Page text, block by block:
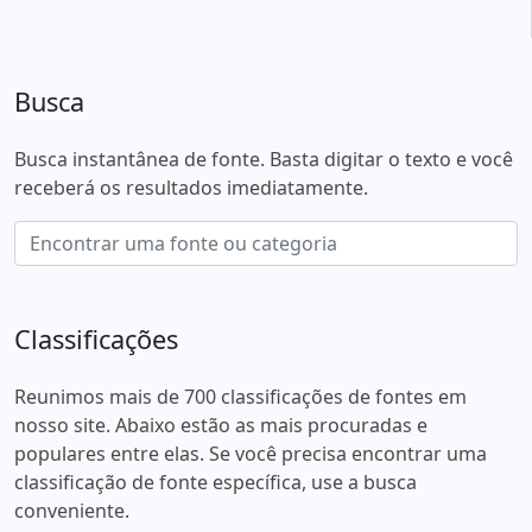
Busca
Busca instantânea de fonte. Basta digitar o texto e você
receberá os resultados imediatamente.
Classificações
Reunimos mais de 700 classificações de fontes em
nosso site. Abaixo estão as mais procuradas e
populares entre elas. Se você precisa encontrar uma
classificação de fonte específica, use a busca
conveniente.